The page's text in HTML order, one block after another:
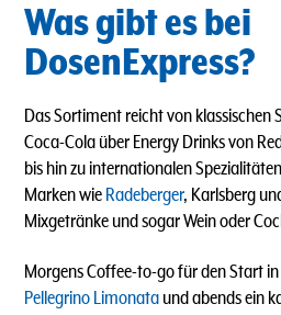
Was gibt es bei
DosenExpress?
Das Sortiment reicht von klassischen
Coca-Cola über Energy Drinks von
bis hin zu internationalen
Marken wie Radeberger, Karlsberg
Mixgetränke und sogar Wein oder
Morgens Coffee-to-go für den Start
Pellegrino Limonata und abends ein